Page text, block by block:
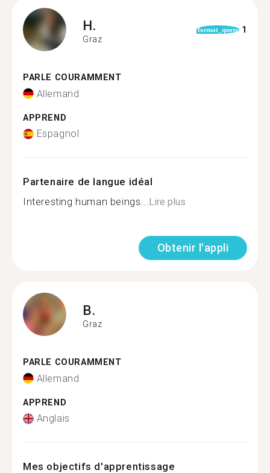
H.
Graz
format_quote 1
PARLE COURAMMENT
Allemand
APPREND
Espagnol
Partenaire de langue idéal
Interesting human beings...Lire plus
Obtenir l'appli
B.
Graz
PARLE COURAMMENT
Allemand
APPREND
Anglais
Mes objectifs d'apprentissage